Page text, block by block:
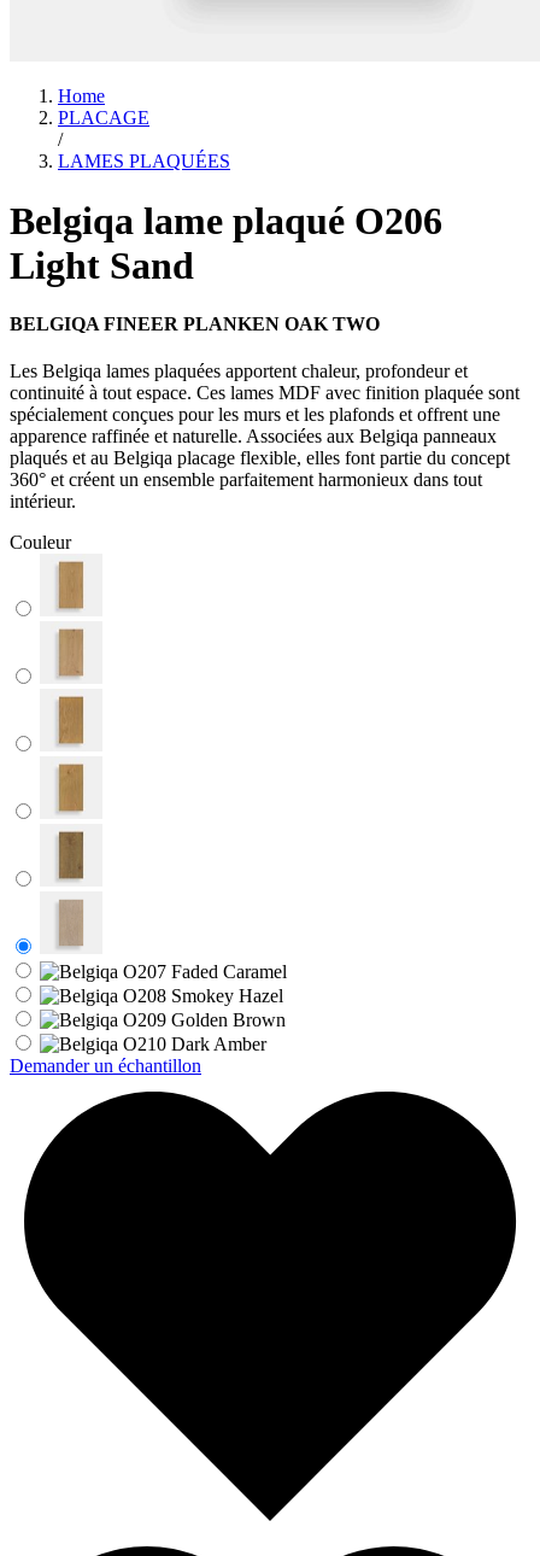
Home
PLACAGE
/
LAMES PLAQUÉES
Belgiqa lame plaqué O206
Light Sand
BELGIQA FINEER PLANKEN OAK TWO
Les Belgiqa lames plaquées apportent chaleur, profondeur et
continuité à tout espace. Ces lames MDF avec finition plaquée sont
spécialement conçues pour les murs et les plafonds et offrent une
apparence raffinée et naturelle. Associées aux Belgiqa panneaux
plaqués et au Belgiqa placage flexible, elles font partie du concept
360° et créent un ensemble parfaitement harmonieux dans tout
intérieur.
Couleur
Demander un échantillon